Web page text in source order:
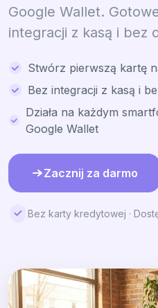
Google Wallet.
integracji z kasą i bez
Stwórz pierwszą kartę
Bez integracji z kasą i
Działa na każdym
Google Wallet
Zacznij za darmo
Bez karty kredytowej ·